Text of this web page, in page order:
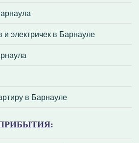
и электричек в Барнауле
в Барнауле